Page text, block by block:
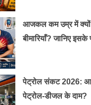
आजकल कम उम्र में क्यों
बीमारियाँ? जानिए
पेट्रोल संकट 2026:
पेट्रोल-डीजल के दाम?